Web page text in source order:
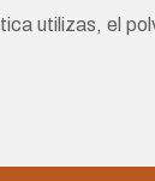
utilizas, el